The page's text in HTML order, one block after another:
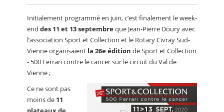
Initialement programmé en juin, c’est finalement le week-
end des 11 et 13 septembreque Jean-Pierre Doury avec
l’association Sport et Collection et le Rotary Civray Sud-
Vienne organisaient la 26e édition de Sport et Collection
- 500 Ferrari contre le cancer sur le circuit du Val de
Vienne ;
Ce ne sont pas
moins de 11